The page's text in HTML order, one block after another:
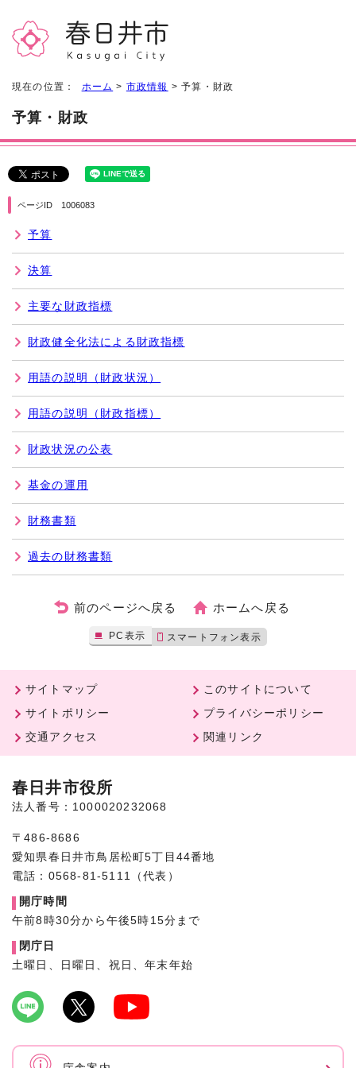
現在の位置： ホーム > 市政情報 > 予算・財政
予算・財政
ページID 1006083
予算
決算
主要な財政指標
財政健全化法による財政指標
用語の説明（財政状況）
用語の説明（財政指標）
財政状況の公表
基金の運用
財務書類
過去の財務書類
前のページへ戻る ホームへ戻る
PC表示 スマートフォン表示
サイトマップ
このサイトについて
サイトポリシー
プライバシーポリシー
交通アクセス
関連リンク
春日井市役所
法人番号：1000020232068
〒486-8686
愛知県春日井市鳥居松町5丁目44番地
電話：0568-81-5111（代表）
開庁時間
午前8時30分から午後5時15分まで
閉庁日
土曜日、日曜日、祝日、年末年始